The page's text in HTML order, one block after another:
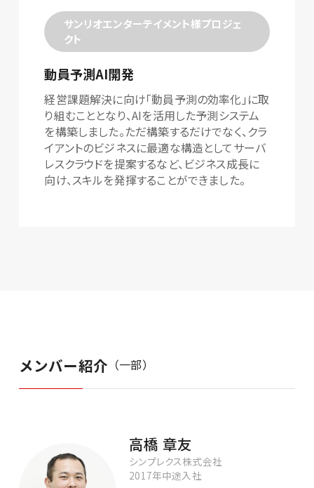
サンリオエンターテイメント様プロジェ
クト
動員予測AI開発
経営課題解決に向け「動員予測の効率化」に取
り組むこととなり、AIを活用した予測システム
を構築しました。ただ構築するだけでなく、クラ
イアントのビジネスに最適な構造としてサーバ
レスクラウドを提案するなど、ビジネス成長に
向け、スキルを発揮することができました。
メンバー紹介 （一部）
高橋 章友
シンプレクス株式会社
2017年中途入社